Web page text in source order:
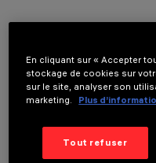
COULEUR
DONNÉES
En cliquant sur « Accepter
stockage de cookies sur
sur le site, analyser son
marketing.
Plus
Tout refuser